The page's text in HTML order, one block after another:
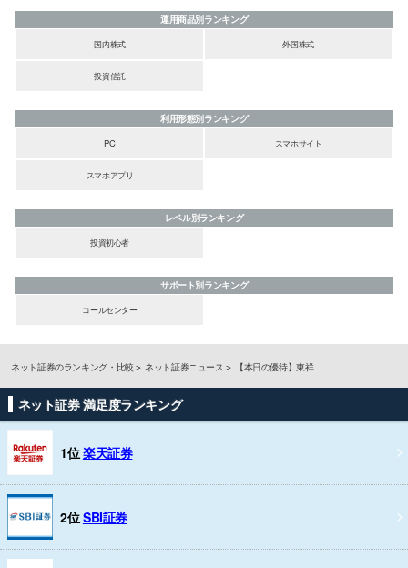
運用商品別ランキング
国内株式
外国株式
投資信託
利用形態別ランキング
PC
スマホサイト
スマホアプリ
レベル別ランキング
投資初心者
サポート別ランキング
コールセンター
ネット証券のランキング・比較 ネット証券ニュース 【本日の優待】東祥
ネット証券 満足度ランキング
1位楽天証券
2位SBI証券